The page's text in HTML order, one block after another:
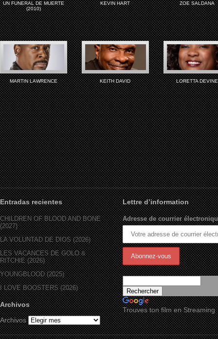
UN FUNERAL DE MUERTE
(2010)
KEVIN HART ZOE SALDANA
MARTIN LAWRENCE KEITH DAVID LORETTA DEVINE
Entradas recientes
CHILDREN OF BLOOD AND BONE
(2027)
LA VOLUNTAD DE DIOS (2026)
LES VACANCES DE GOLO &
RITCHIE (2026)
YOUNGBLOOD (2025)
I LOVE BOOSTERS (2026)
Archivos
Archivos
Lettre d’information
Adresse de courrier
Trouves ton film en Streaming